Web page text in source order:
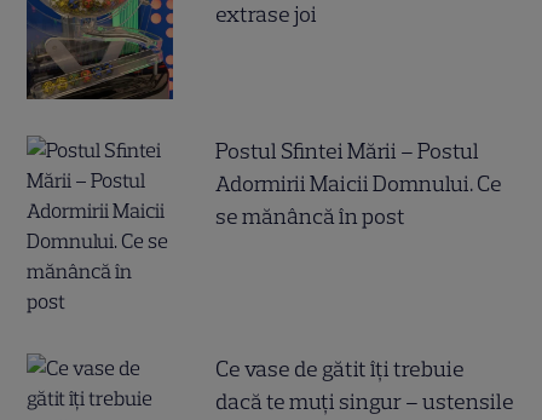
extrase joi
Postul Sfintei Mării – Postul
Adormirii Maicii Domnului. Ce
se mănâncă în post
Ce vase de gătit îți trebuie
dacă te muți singur – ustensile